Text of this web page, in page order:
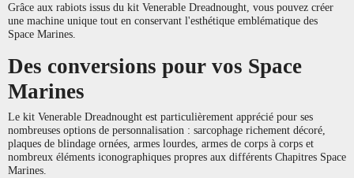
Grâce aux rabiots issus du kit Venerable Dreadnought, vous pouvez créer
une machine unique tout en conservant l'esthétique emblématique des
Space Marines.
Des conversions pour vos Space
Marines
Le kit Venerable Dreadnought est particulièrement apprécié pour ses
nombreuses options de personnalisation : sarcophage richement décoré,
plaques de blindage ornées, armes lourdes, armes de corps à corps et
nombreux éléments iconographiques propres aux différents Chapitres Space
Marines.